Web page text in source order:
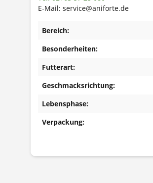
E-Mail: service@aniforte.de
Bereich:
Besonderheiten:
Futterart:
Geschmacksrichtung:
Lebensphase:
Verpackung: